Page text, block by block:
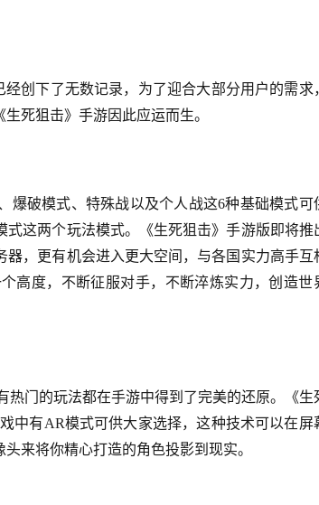
创下了无数记录，为了迎合大部分用户的需求
死狙击》手游因此应运而生。
爆破模式、特殊战以及个人战这6种基础模式可
这两个玩法模式。《生死狙击》手游版即将推
，更有机会进入更大空间，与各国实力高手互
高度，不断征服对手，不断淬炼实力，创造世
门的玩法都在手游中得到了完美的还原。《生
中有AR模式可供大家选择，这种技术可以在屏
来将你精心打造的角色投影到现实。